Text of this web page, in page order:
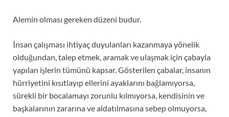
Alemin olması gereken düzeni budur.
İnsan çalışması ihtiyaç duyulanları kazanmaya yönelik
olduğundan, talep etmek, aramak ve ulaşmak için çabayla
yapılan işlerin tümünü kapsar. Gösterilen çabalar, insanın
hürriyetini kısıtlayıp ellerini ayaklarını bağlamıyorsa,
sürekli bir bocalamayı zorunlu kılmıyorsa, kendisinin ve
başkalarının zararına ve aldatılmasına sebep olmuyorsa,